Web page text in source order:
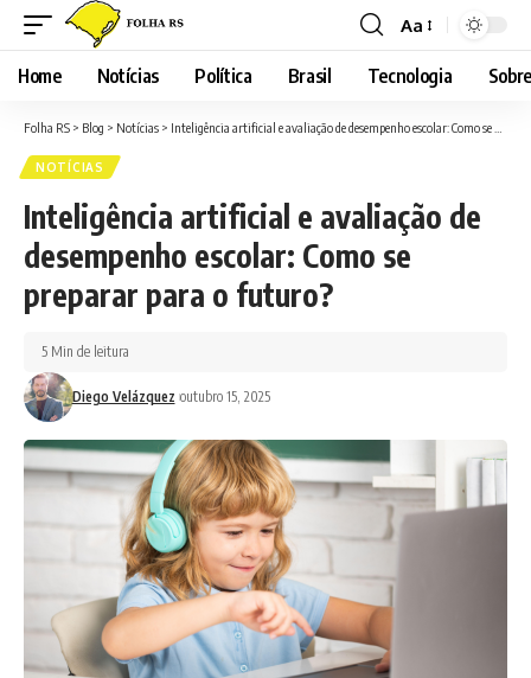
Font
Resizer
Aa
Home Notícias Política Brasil Tecnologia
Folha RS > Blog > Notícias > Inteligência artificial e avaliação de desempenho escolar: Como se preparar para o futuro?
NOTÍCIAS
Inteligência artificial e avaliação de
desempenho escolar: Como se
preparar para o futuro?
Diego Velázquez outubro 15, 2025
5 Min de leitura